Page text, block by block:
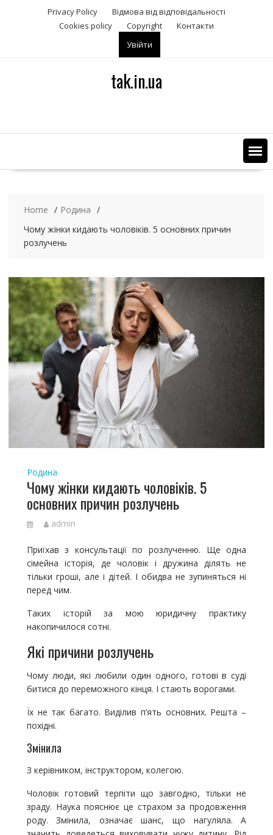
t
Privacy Policy
Відмова від відповідальності
Сookies policy
Copyright
Контакти
Увійти
tak.in.ua
Home
Родина
Чому жінки кидають чоловіків. 5 основних причин
розлучень
Родина
Чому жінки кидають чоловіків. 5
основних причин розлучень
admin
Приїхав з консультації по розлученню. Ще одна
сімейна історія, де чоловік і дружина ділять не
тільки гроші, але і дітей. І обидва не зупиняться ні
перед чим.
Таких історій за мою юридичну практику
накопичилося сотні.
Які причини розлучень
Чому люди, які любили один одного, готові в суді
битися до переможного кінця. І стають ворогами.
Їх не так багато. Виділив п’ять основних. Решта –
похідні.
Змінила
З керівником, інструктором, колегою.
Чоловік готовий терпіти що завгодно, тільки не
зраду. Наука пояснює це страхом за продовження
роду. Змінила, означає шанс, що нагуляла. А